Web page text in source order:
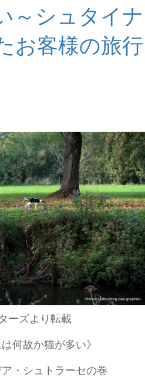
～シュタイナ
お客様の旅行
ーズより転載
何故か猫が多い》
・シュトラーセの巻